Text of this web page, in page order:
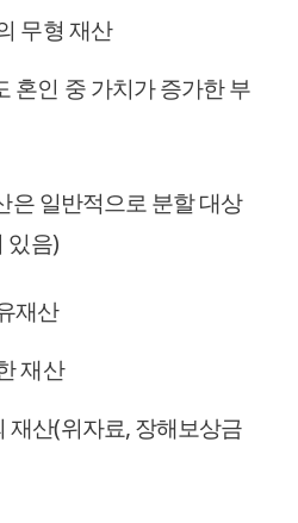
무형 재산
혼인 중 가치가 증가한 부
은 일반적으로 분할 대상
있음)
재산
재산
재산(위자료, 장해보상금